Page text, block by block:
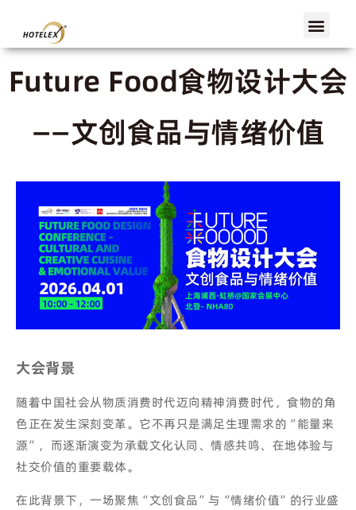
Future Food食物设计大会
——文创食品与情绪价值
大会背景
随着中国社会从物质消费时代迈向精神消费时代，食物的角
色正在发生深刻变革。它不再只是满足生理需求的“能量来
源”，而逐渐演变为承载文化认同、情感共鸣、在地体验与
社交价值的重要载体。
在此背景下，一场聚焦“文创食品”与“情绪价值”的行业盛